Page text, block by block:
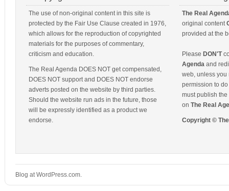
The use of non-original content in this site is
protected by the Fair Use Clause created in 1976,
which allows for the reproduction of copyrighted
materials for the purposes of commentary,
criticism and education.
The Real Agenda DOES NOT get compensated,
DOES NOT support and DOES NOT endorse
adverts posted on the website by third parties.
Should the website run ads in the future, those
will be expressly identified as a product we
endorse.
The Real
original content
provided at the
Please DON'T
Agenda and
web, unless you
permission to
must publish
on The Real
Copyright ©
Blog at WordPress.com.